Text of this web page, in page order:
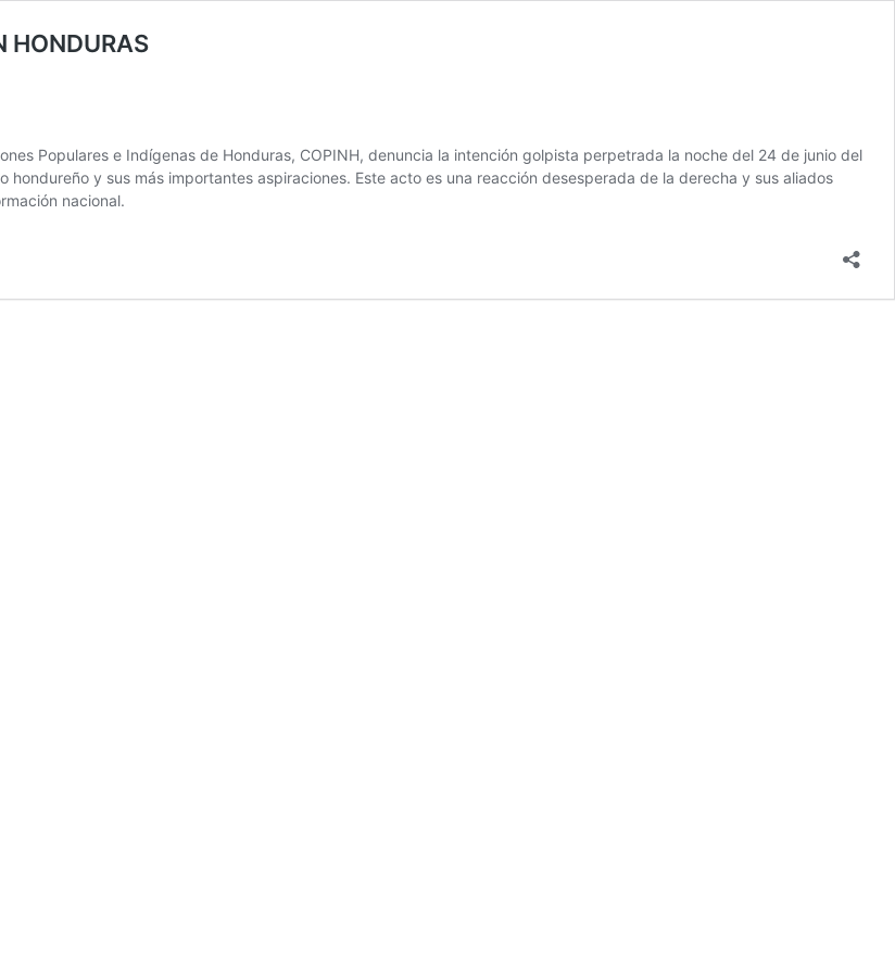
HONDURAS
Populares e Indígenas de Honduras, COPINH, denuncia la intención golpista perpetrada la noche del 24 de junio del
y sus más importantes aspiraciones. Este acto es una reacción desesperada de la derecha y sus aliados
nacional.